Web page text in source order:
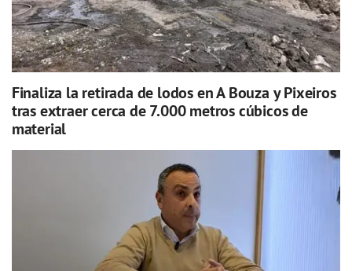
Finaliza la retirada de lodos en A Bouza y Pixeiros
tras extraer cerca de 7.000 metros cúbicos de
material